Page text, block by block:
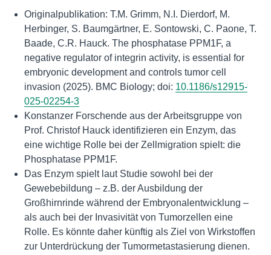
Originalpublikation: T.M. Grimm, N.I. Dierdorf, M.
Herbinger, S. Baumgärtner, E. Sontowski, C. Paone, T.
Baade, C.R. Hauck. The phosphatase PPM1F, a
negative regulator of integrin activity, is essential for
embryonic development and controls tumor cell
invasion (2025). BMC Biology; doi: 10.1186/s12915-
025-02254-3
Konstanzer Forschende aus der Arbeitsgruppe von
Prof. Christof Hauck identifizieren ein Enzym, das
eine wichtige Rolle bei der Zellmigration spielt: die
Phosphatase PPM1F.
Das Enzym spielt laut Studie sowohl bei der
Gewebebildung – z.B. der Ausbildung der
Großhirnrinde während der Embryonalentwicklung –
als auch bei der Invasivität von Tumorzellen eine
Rolle. Es könnte daher künftig als Ziel von Wirkstoffen
zur Unterdrückung der Tumormetastasierung dienen.